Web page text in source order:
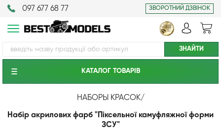
097 677 68 77 ЗВОРОТНИЙ ДЗВІНОК
КАТАЛОГ ТОВАРIВ
НАБОРЫ КРАСОК/
Набір акрилових фарб "Піксельної камуфляжної форми
ЗСУ"